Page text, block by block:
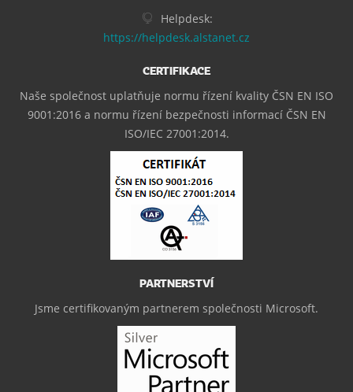
Helpdesk:
https://helpdesk.alstanet.cz
CERTIFIKACE
Naše společnost uplatňuje normu řízení kvality ČSN EN ISO
9001:2016 a normu řízení bezpečnosti informací ČSN EN
ISO/IEC 27001:2014.
PARTNERSTVÍ
Jsme certifikovaným partnerem společnosti Microsoft.